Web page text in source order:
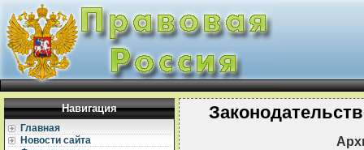
Навигация
Главная
Новости сайта